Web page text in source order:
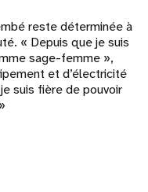
reste déterminée à
« Depuis que je suis
sage-femme »,
et d’électricité
suis fière de pouvoir